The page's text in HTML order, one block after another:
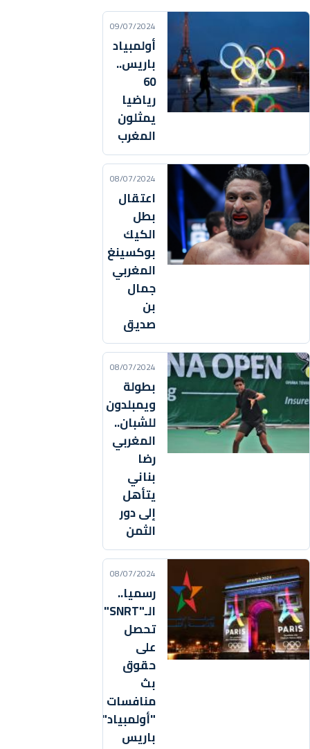
09/07/2024
أولمبياد
باريس..
60
رياضيا
يمثلون
المغرب
08/07/2024
اعتقال
بطل
الكيك
بوكسينغ
المغربي
جمال
بن
صديق
08/07/2024
بطولة
ويمبلدون
للشبان..
المغربي
رضا
بناني
يتأهل
إلى دور
الثمن
08/07/2024
رسميا..
الـ"SNRT"
تحصل
على
حقوق
بث
منافسات
"أولمبياد"
باريس